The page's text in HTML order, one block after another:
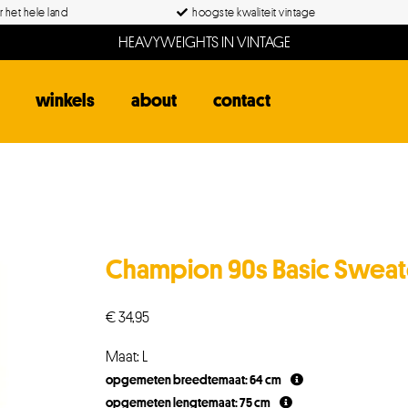
het hele land hoogste kwaliteit vintage
HEAVYWEIGHTS IN VINTAGE
winkels about contact
Champion 90s Basic
€34,95
Maat: L
opgemeten breedtemaat: 64 cm
opgemeten lengtemaat: 75 cm